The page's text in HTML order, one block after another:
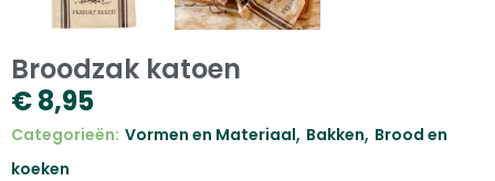
Broodzak katoen
€8,95
Categorieën: Vormen en Materiaal, Bakken, Brood en
koeken